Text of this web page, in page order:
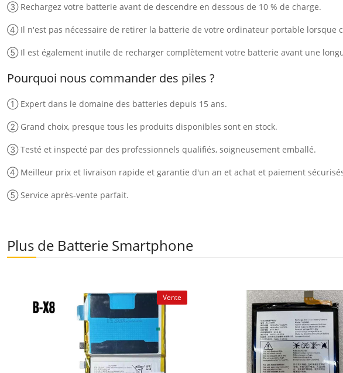
③ Rechargez votre batterie avant de descendre en dessous de 10 % de charge.
④ Il n'est pas nécessaire de retirer la batterie de votre ordinateur portable lorsque
⑤ Il est également inutile de recharger complètement votre batterie avant une
Pourquoi nous commander des piles ?
① Expert dans le domaine des batteries depuis 15 ans.
② Grand choix, presque tous les produits disponibles sont en stock.
③ Testé et inspecté par des professionnels qualifiés, soigneusement emballé.
④ Meilleur prix et livraison rapide et garantie d'un an et achat et paiement
⑤ Service après-vente parfait.
Plus de Batterie Smartphone
Vente